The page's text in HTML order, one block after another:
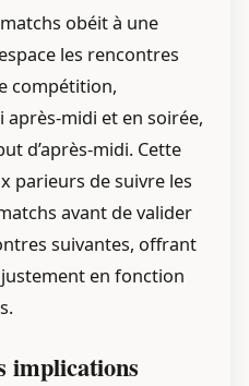
obéit à une
les rencontres
compétition,
midi et en soirée,
d’après-midi. Cette
parieurs de suivre les
avant de valider
suivantes, offrant
en fonction
implications